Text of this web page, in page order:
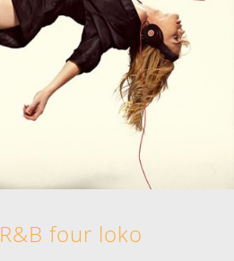
four loko